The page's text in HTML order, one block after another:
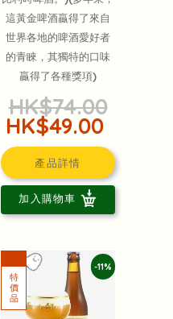
這黃金啤酒贏得了來自
世界各地的啤酒愛好者
的青睞，其獨特的口味
贏得了各種獎項)
HK$74.00
HK$49.00
產品詳情
加入購物車
-11%